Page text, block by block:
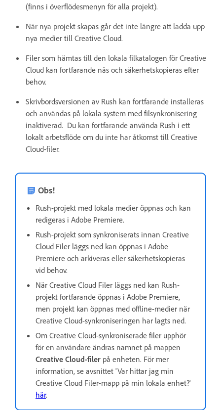
(finns i överflödesmenyn för alla projekt).
När nya projekt skapas går det inte längre att ladda upp
nya medier till Creative Cloud.
Filer som hämtas till den lokala filkatalogen för Creative
Cloud kan fortfarande nås och säkerhetskopieras efter
behov.
Skrivbordsversionen av Rush kan fortfarande installeras
och användas på lokala system med filsynkronisering
inaktiverad. Du kan fortfarande använda Rush i ett
lokalt arbetsflöde om du inte har åtkomst till Creative
Cloud-filer.
Obs!
Rush-projekt med lokala medier öppnas och kan
redigeras i Adobe Premiere.
Rush-projekt som synkroniserats innan Creative
Cloud Filer läggs ned kan öppnas i Adobe
Premiere och arkiveras eller säkerhetskopieras
vid behov.
När Creative Cloud Filer läggs ned kan Rush-
projekt fortfarande öppnas i Adobe Premiere,
men projekt kan öppnas med offline-medier när
Creative Cloud-synkroniseringen har lagts ned.
Om Creative Cloud-synkroniserade filer upphör
för en användare ändras namnet på mappen
Creative Cloud-filer på enheten. För mer
information, se avsnittet 'Var hittar jag min
Creative Cloud Filer-mapp på min lokala enhet?'
här.